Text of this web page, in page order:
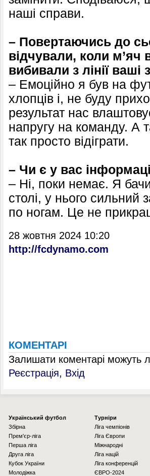
наші справи.
– Повертаючись до
відчували, коли м’яч
вибивали з лінії ваші
– Емоційно я був на
хлопців і, не буду
результат нас
напругу на команду. А
так просто відіграти.
– Чи є у вас
– Ні, поки немає. Я
столі, у нього сильний
по ногам. Це не
28 жовтня 2024 10:20
http://fcdynamo.com
КОМЕНТАРІ
Залишати коментарі можуть
Реєстрація, Вхід
Українcький футбол
Збірна
Прем'єр-ліга
Перша ліга
Друга ліга
Кубок України
Молодіжка
Турніри
Ліга чемпіонів
Ліга Європи
Міжнародні
Ліга націй
Ліга конференцій
ЄВРО-2024